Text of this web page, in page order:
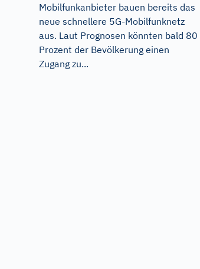
Mobilfunkanbieter bauen bereits das
neue schnellere 5G-Mobilfunknetz
aus. Laut Prognosen könnten bald 80
Prozent der Bevölkerung einen
Zugang zu...